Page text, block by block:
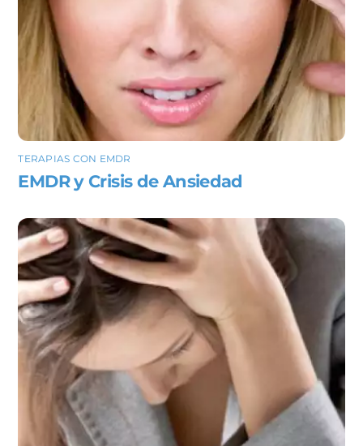
TERAPIAS CON EMDR
EMDR y Crisis de Ansiedad